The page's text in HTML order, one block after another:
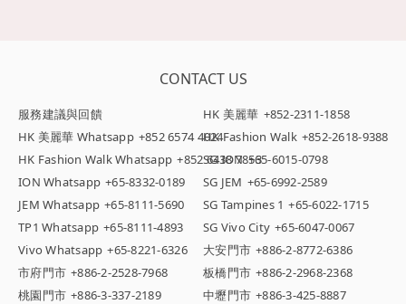
CONTACT US
服務建議與回饋 HK 美麗華 +852-2311-1858
HK 美麗華 Whatsapp +852 6574 4024HK Fashion Walk +852-2618-9388
HK Fashion Walk Whatsapp +852 6438 7853
SG ION +65-6015-0798
ION Whatsapp +65-8332-0189 SG JEM +65-6992-2589
JEM Whatsapp +65-8111-5690 SG Tampines 1 +65-6022-1715
TP1 Whatsapp +65-8111-4893 SG Vivo City +65-6047-0067
Vivo Whatsapp +65-8221-6326 大安門市 +886-2-8772-6386
市府門市 +886-2-2528-7968 板橋門市 +886-2-2968-2368
桃園門市 +886-3-337-2189 中壢門市 +886-3-425-8887